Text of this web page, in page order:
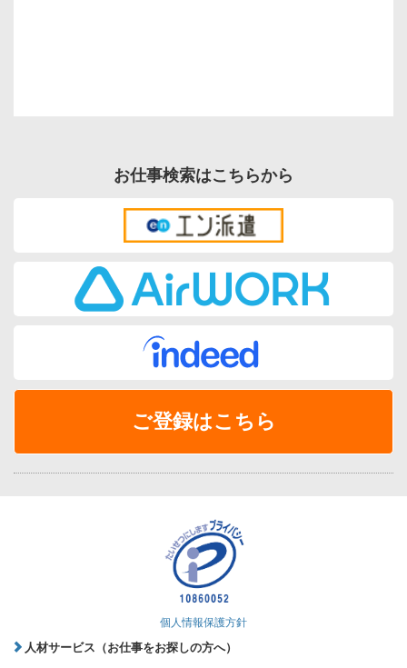
お仕事検索はこちらから
ご登録はこちら
個人情報保護方針
人材サービス（お仕事をお探しの方へ）